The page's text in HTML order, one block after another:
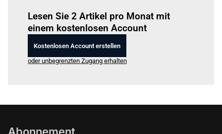
Lesen Sie 2 Artikel pro Monat mit
einem kostenlosen Account
Kostenlosen Account erstellen
oder unbegrenzten Zugang erhalten